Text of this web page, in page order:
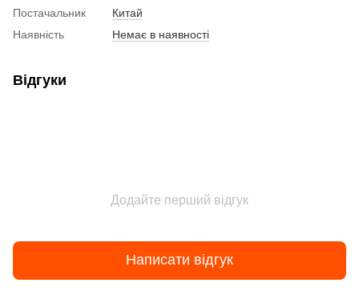
Постачальник
Китай
Наявність
Немає в наявності
Відгуки
Додайте перший відгук
Написати відгук